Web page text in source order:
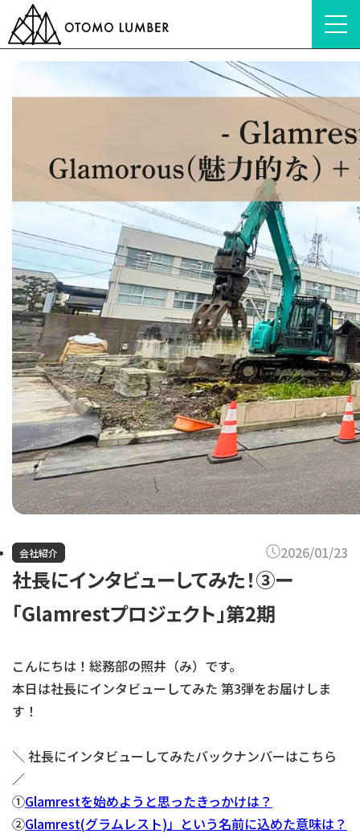
HOME ブログ 社長にインタビューしてみた！③ー「Glamrest
会社紹介 2026/01/23
社長にインタビューしてみた！③ー
「Glamrestプロジェクト」第2期
こんにちは！総務部の照井（み）です。
本日は社長にインタビューしてみた 第3弾をお届けしま
す！
＼ 社長にインタビューしてみたバックナンバーはこちら
／
①Glamrestを始めようと思ったきっかけは？
②Glamrest(グラムレスト)」という名前に込めた意味は？